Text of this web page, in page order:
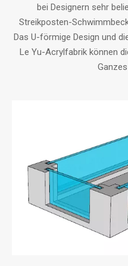
bei Designern sehr
Streikposten-
Das U-förmige Design und
Le Yu-Acrylfabrik können